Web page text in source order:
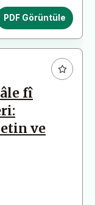
PDF Görüntüle
fî
ve